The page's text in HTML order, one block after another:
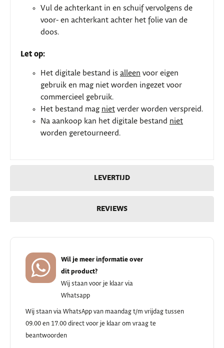
LEVERTIJD
REVIEWS
Vul de achterkant in en schuif vervolgens de
voor- en achterkant achter het folie van de
doos.
Let op:
Het digitale bestand is alleen voor eigen
gebruik en mag niet worden ingezet voor
commercieel gebruik.
Het bestand mag niet verder worden verspreid.
Na aankoop kan het digitale bestand niet
worden geretourneerd.
Wil je meer informatie over
dit product?
Wij staan voor je klaar via
Whatsapp
Wij staan via WhatsApp van maandag t/m vrijdag tussen
09.00 en 17.00 direct voor je klaar om vraag te
beantwoorden